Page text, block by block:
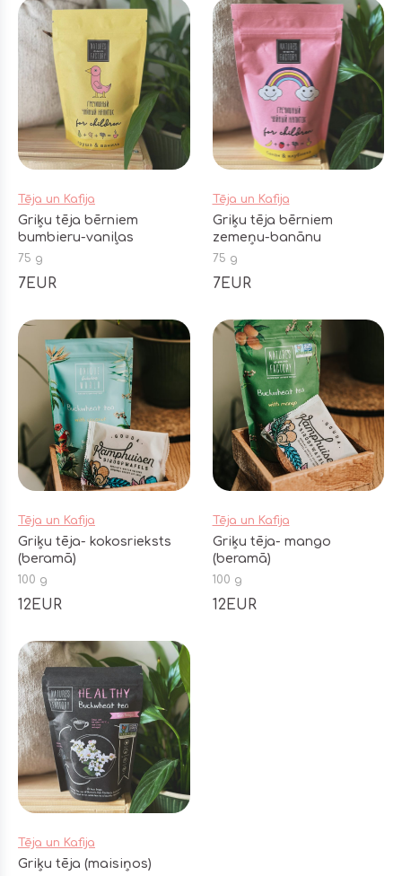
Tēja un Kafija
Griķu tēja bērniem
bumbieru-vaniļas
75 g
7EUR
Tēja un Kafija
Griķu tēja bērniem
zemeņu-banānu
75 g
7EUR
Tēja un Kafija
Griķu tēja- kokosrieksts
(beramā)
100 g
12EUR
Tēja un Kafija
Griķu tēja- mango
(beramā)
100 g
12EUR
Tēja un Kafija
Griķu tēja (maisiņos)